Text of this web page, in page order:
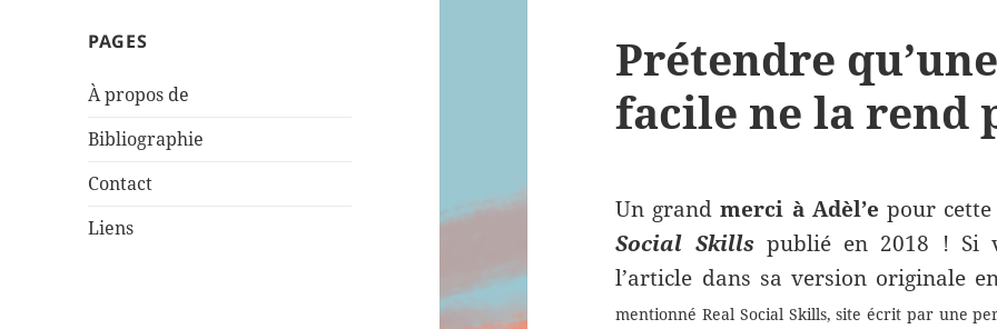
PAGES
À propos de
Bibliographie
Contact
Liens
Prétendre
facile ne la rend
Un grandmerci à Adèl’e pour
Social Skillspublié en 2018 ! Si
l’article dans sa version originale
mentionné Real Social Skills, site écrit par une